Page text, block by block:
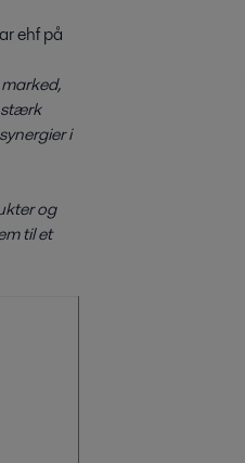
ehf på
stærk
i
og
til et